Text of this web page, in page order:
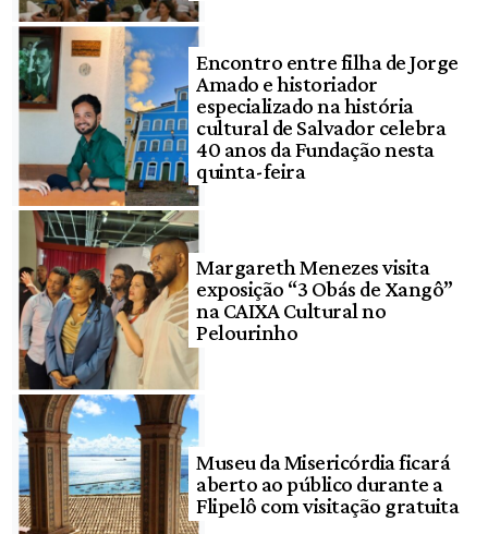
Encontro entre filha de Jorge
Amado e historiador
especializado na história
cultural de Salvador celebra
40 anos da Fundação nesta
quinta-feira
Margareth Menezes visita
exposição “3 Obás de Xangô”
na CAIXA Cultural no
Pelourinho
Museu da Misericórdia ficará
aberto ao público durante a
Flipelô com visitação gratuita